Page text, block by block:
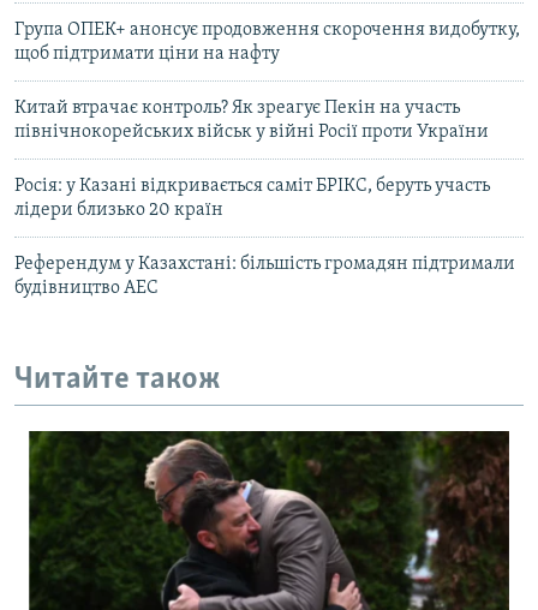
Група ОПЕК+ анонсує продовження скорочення видобутку,
щоб підтримати ціни на нафту
Китай втрачає контроль? Як зреагує Пекін на участь
північнокорейських військ у війні Росії проти України
Росія: у Казані відкривається саміт БРІКС, беруть участь
лідери близько 20 країн
Референдум у Казахстані: більшість громадян підтримали
будівництво АЕС
Читайте також